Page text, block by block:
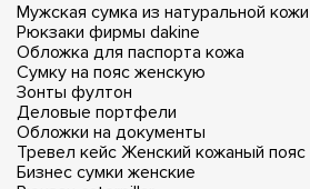
Мужская сумка из натуральной кожи
Рюкзаки фирмы dakine
Обложка для паспорта кожа
Сумку на пояс женскую
Зонты фултон
Деловые портфели
Обложки на документы
Тревел кейс Женский кожаный пояс
Бизнес сумки женские